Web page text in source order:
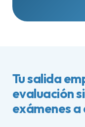
Tu salida
evaluación
exámenes a